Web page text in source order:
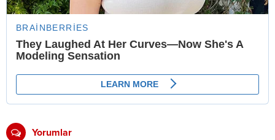
Yorumlar